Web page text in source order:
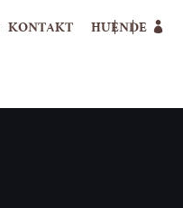
KONTAKT HUENDE